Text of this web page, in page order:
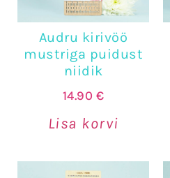
Audru kirivöö
mustriga puidust
niidik
14.90 €
Lisa korvi